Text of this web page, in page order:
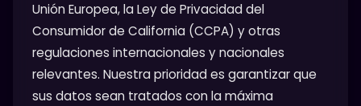
Unión Europea, la Ley de Privacidad del
Consumidor de California (CCPA) y otras
regulaciones internacionales y nacionales
relevantes. Nuestra prioridad es garantizar que
sus datos sean tratados con la máxima